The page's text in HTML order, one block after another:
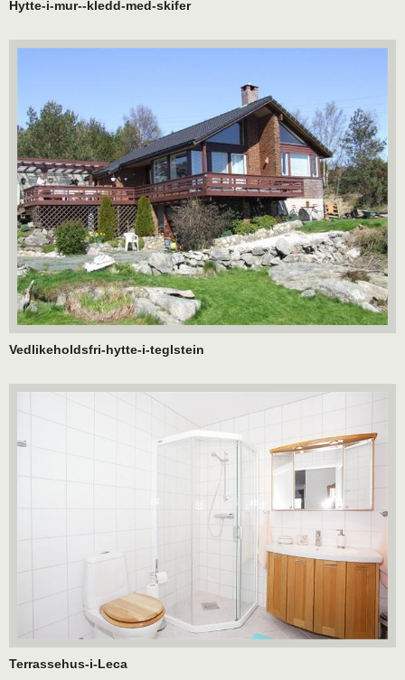
Hytte-i-mur--kledd-med-skifer
Vedlikeholdsfri-hytte-i-teglstein
Terrassehus-i-Leca